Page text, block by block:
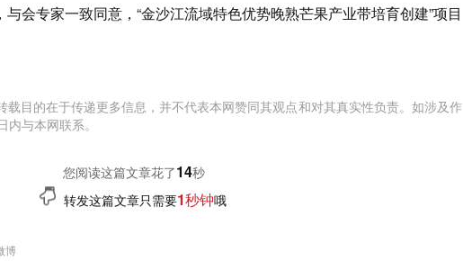
会专家一致同意，“金沙江流域特色优势晚熟芒果产业带培育创建”项目
目的在于传递更多信息，并不代表本网赞同其观点和对其真实性负责。如涉及作
与本网联系。
您阅读这篇文章花了15秒
转发这篇文章只需要1秒钟哦
博